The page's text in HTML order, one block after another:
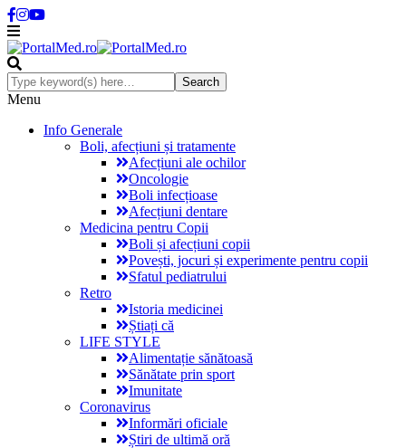
Menu
Info Generale
Boli, afecțiuni și tratamente
Afecțiuni ale ochilor
Oncologie
Boli infecțioase
Afecțiuni dentare
Medicina pentru Copii
Boli și afecțiuni copii
Povești, jocuri și experimente pentru copii
Sfatul pediatrului
Retro
Istoria medicinei
Știați că
LIFE STYLE
Alimentație sănătoasă
Sănătate prin sport
Imunitate
Coronavirus
Informări oficiale
Știri de ultimă oră